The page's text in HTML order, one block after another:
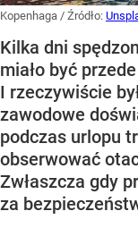
Kopenhaga / Źródło:
Kilka dni
miało być
I rzeczywiście
zawodowe
podczas urlopu
obserwować
Zwłaszcza gdy
za